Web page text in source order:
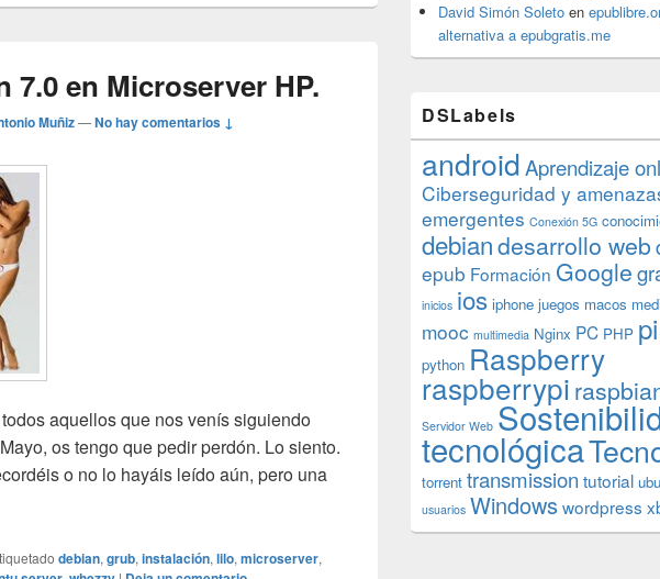
7.0 en Microserver HP.
Muñiz—No hay comentarios ↓
aquellos que nos venís siguiendo
os tengo que pedir perdón. Lo siento.
o no lo hayáis leído aún, pero una
debian,grub,instalación,lilo,microserver,
David Simón Soleto en
alternativa a epubgratis.me
DSLabels
androidAprendizaje
Ciberseguridad y
emergentes Conexión 5G
debiandesarrollo web
epub Formación Google
inicios ios iphone juegos macos
mooc multimedia Nginx PC PHP pi
python Raspberry
raspberrypi
Servidor Web
tecnológica
torrent transmission tutorial
usuarios Windowswordpress